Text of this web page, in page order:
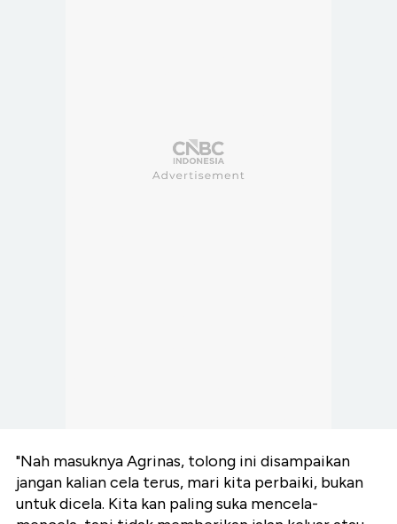
"Nah masuknya Agrinas, tolong ini disampaikan
jangan kalian cela terus, mari kita perbaiki, bukan
untuk dicela. Kita kan paling suka mencela-